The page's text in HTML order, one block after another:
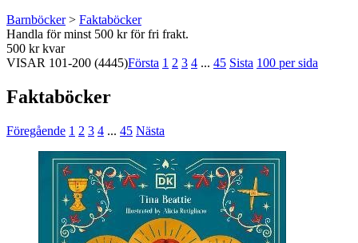
Barnböcker> Faktaböcker
Handla för minst 500 kr för fri frakt.
500 kr kvar
VISAR 101-200 (4445)Första 1 2 3 4 ... 45 Sista 100 per sida
Faktaböcker
Föregående 1 2 3 4 ... 45 Nästa